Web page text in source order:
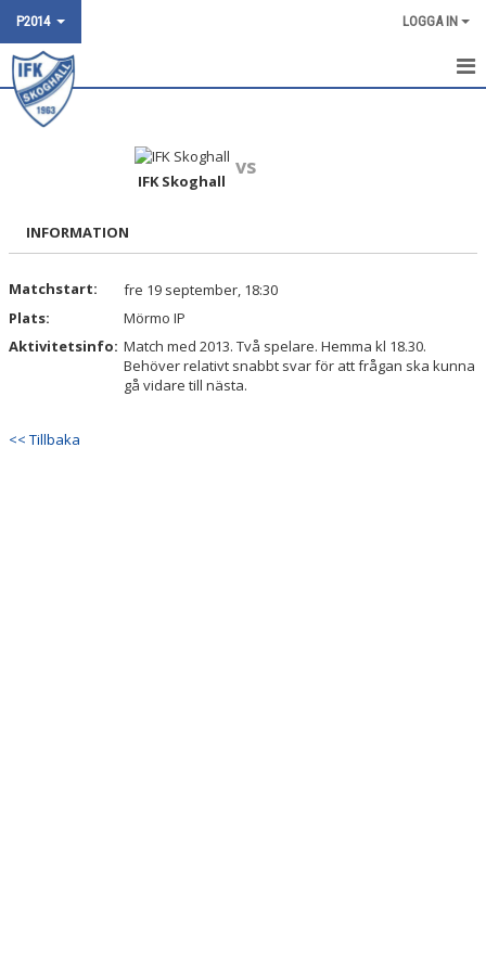
P2014 LOGGA IN
HEM
POOLSPEL
TRUPPEN
BILDGALLERI
KONTAKT
IFK Skoghall
vs
INFORMATION
Matchstart:
fre 19 september, 18:30
Plats:
Mörmo IP
Aktivitetsinfo: Match med 2013. Två spelare. Hemma kl 18.30.
Behöver relativt snabbt svar för att frågan ska kunna
gå vidare till nästa.
<< Tillbaka